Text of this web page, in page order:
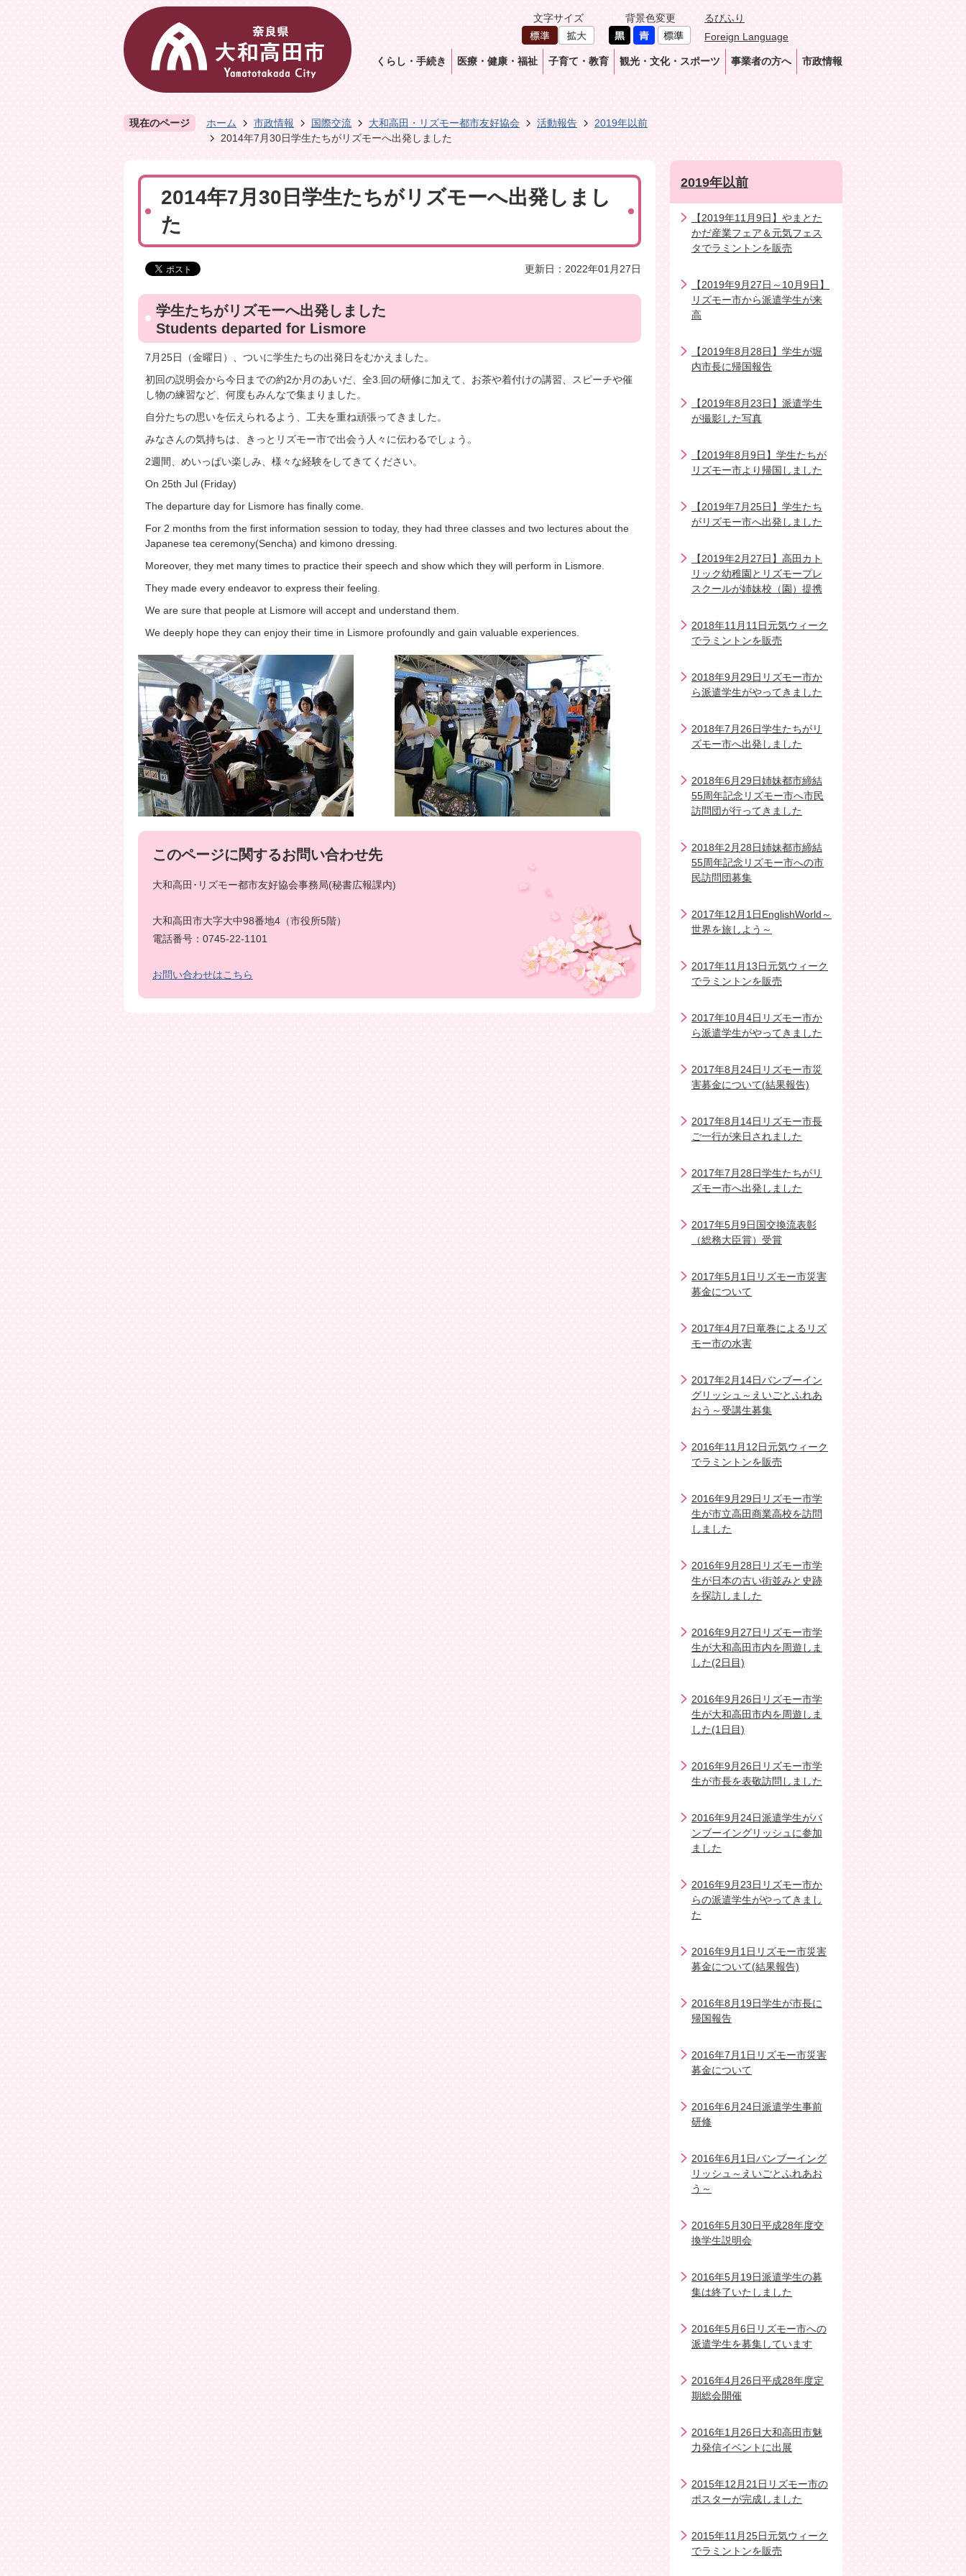
文字サイズ 背景色変更
るびふり
Foreign Language
くらし・手続き 医療・健康・福祉 子育て・教育 観光・文化・スポーツ 事業者の方へ 市政情報
現在のページ ホーム 市政情報 国際交流 大和高田・リズモー都市友好協会 活動報告
2019年以前
2014年7月30日学生たちがリズモーへ出発しました
2014年7月30日学生たちがリズモーへ出発しまし
た
更新日：2022年01月27日
学生たちがリズモーへ出発しました
Students departed for Lismore
7月25日（金曜日）、ついに学生たちの出発日をむかえました。
初回の説明会から今日までの約2か月のあいだ、全3.回の研修に加えて、お茶や着付けの講習、スピーチや催
し物の練習など、何度もみんなで集まりました。
自分たちの思いを伝えられるよう、工夫を重ね頑張ってきました。
みなさんの気持ちは、きっとリズモー市で出会う人々に伝わるでしょう。
2週間、めいっぱい楽しみ、様々な経験をしてきてください。
On 25th Jul (Friday)
The departure day for Lismore has finally come.
For 2 months from the first information session to today, they had three classes and two lectures about the
Japanese tea ceremony(Sencha) and kimono dressing.
Moreover, they met many times to practice their speech and show which they will perform in Lismore.
They made every endeavor to express their feeling.
We are sure that people at Lismore will accept and understand them.
We deeply hope they can enjoy their time in Lismore profoundly and gain valuable experiences.
このページに関するお問い合わせ先
大和高田･リズモー都市友好協会事務局(秘書広報課内)
大和高田市大字大中98番地4（市役所5階）
電話番号：0745-22-1101
お問い合わせはこちら
2019年以前
【2019年11月9日】やまとた
かだ産業フェア＆元気フェス
タでラミントンを販売
【2019年9月27日～10月9日】
リズモー市から派遣学生が来
高
【2019年8月28日】学生が堀
内市長に帰国報告
【2019年8月23日】派遣学生
が撮影した写真
【2019年8月9日】学生たちが
リズモー市より帰国しました
【2019年7月25日】学生たち
がリズモー市へ出発しました
【2019年2月27日】高田カト
リック幼稚園とリズモープレ
スクールが姉妹校（園）提携
2018年11月11日元気ウィーク
でラミントンを販売
2018年9月29日リズモー市か
ら派遣学生がやってきました
2018年7月26日学生たちがリ
ズモー市へ出発しました
2018年6月29日姉妹都市締結
55周年記念リズモー市へ市民
訪問団が行ってきました
2018年2月28日姉妹都市締結
55周年記念リズモー市への市
民訪問団募集
2017年12月1日EnglishWorld～
世界を旅しよう～
2017年11月13日元気ウィーク
でラミントンを販売
2017年10月4日リズモー市か
ら派遣学生がやってきました
2017年8月24日リズモー市災
害募金について(結果報告)
2017年8月14日リズモー市長
ご一行が来日されました
2017年7月28日学生たちがリ
ズモー市へ出発しました
2017年5月9日国交換流表彰
（総務大臣賞）受賞
2017年5月1日リズモー市災害
募金について
2017年4月7日竜巻によるリズ
モー市の水害
2017年2月14日バンブーイン
グリッシュ～えいごとふれあ
おう～受講生募集
2016年11月12日元気ウィーク
でラミントンを販売
2016年9月29日リズモー市学
生が市立高田商業高校を訪問
しました
2016年9月28日リズモー市学
生が日本の古い街並みと史跡
を探訪しました
2016年9月27日リズモー市学
生が大和高田市内を周遊しま
した(2日目)
2016年9月26日リズモー市学
生が大和高田市内を周遊しま
した(1日目)
2016年9月26日リズモー市学
生が市長を表敬訪問しました
2016年9月24日派遣学生がバ
ンブーイングリッシュに参加
ました
2016年9月23日リズモー市か
らの派遣学生がやってきまし
た
2016年9月1日リズモー市災害
募金について(結果報告)
2016年8月19日学生が市長に
帰国報告
2016年7月1日リズモー市災害
募金について
2016年6月24日派遣学生事前
研修
2016年6月1日バンブーイング
リッシュ～えいごとふれあお
う～
2016年5月30日平成28年度交
換学生説明会
2016年5月19日派遣学生の募
集は終了いたしました
2016年5月6日リズモー市への
派遣学生を募集しています
2016年4月26日平成28年度定
期総会開催
2016年1月26日大和高田市魅
力発信イベントに出展
2015年12月21日リズモー市の
ポスターが完成しました
2015年11月25日元気ウィーク
でラミントンを販売